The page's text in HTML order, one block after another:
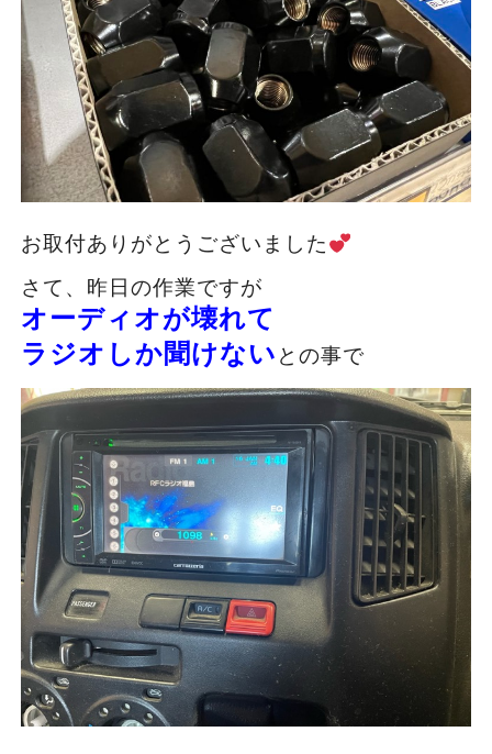
お取付ありがとうございました
さて、昨日の作業ですが
オーディオが壊れて
ラジオしか聞けない との事で